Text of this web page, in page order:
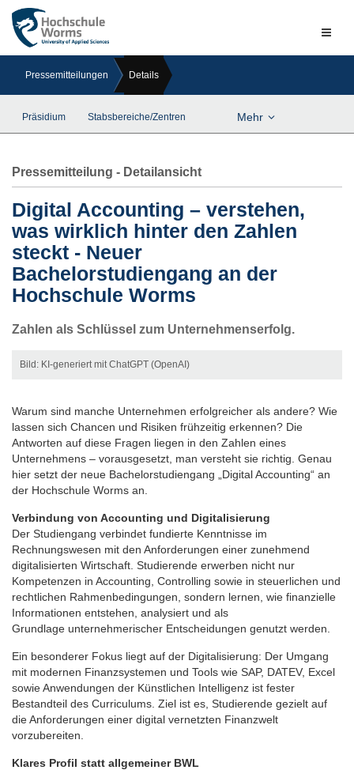
Pressemitteilungen Details
Präsidium Stabsbereiche/Zentren Mehr
Pressemitteilung - Detailansicht
Digital Accounting – verstehen,
was wirklich hinter den Zahlen
steckt - Neuer
Bachelorstudiengang an der
Hochschule Worms
Zahlen als Schlüssel zum Unternehmenserfolg.
Bild: KI-generiert mit ChatGPT (OpenAI)
Warum sind manche Unternehmen erfolgreicher als andere? Wie
lassen sich Chancen und Risiken frühzeitig erkennen? Die
Antworten auf diese Fragen liegen in den Zahlen eines
Unternehmens – vorausgesetzt, man versteht sie richtig. Genau
hier setzt der neue Bachelorstudiengang „Digital Accounting“ an
der Hochschule Worms an.
Verbindung von Accounting und Digitalisierung
Der Studiengang verbindet fundierte Kenntnisse im
Rechnungswesen mit den Anforderungen einer zunehmend
digitalisierten Wirtschaft. Studierende erwerben nicht nur
Kompetenzen in Accounting, Controlling sowie in steuerlichen und
rechtlichen Rahmenbedingungen, sondern lernen, wie finanzielle
Informationen entstehen, analysiert und als
Grundlage unternehmerischer Entscheidungen genutzt werden.
Ein besonderer Fokus liegt auf der Digitalisierung: Der Umgang
mit modernen Finanzsystemen und Tools wie SAP, DATEV, Excel
sowie Anwendungen der Künstlichen Intelligenz ist fester
Bestandteil des Curriculums. Ziel ist es, Studierende gezielt auf
die Anforderungen einer digital vernetzten Finanzwelt
vorzubereiten.
Klares Profil statt allgemeiner BWL